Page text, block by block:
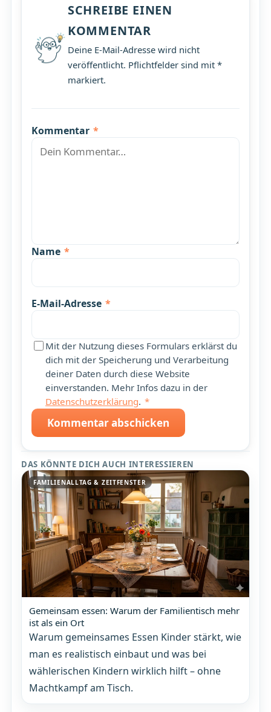
SCHREIBE EINEN
KOMMENTAR
Deine E-Mail-Adresse wird nicht
veröffentlicht. Pflichtfelder sind mit *
markiert.
Kommentar *
Name *
E-Mail-Adresse *
Mit der Nutzung dieses Formulars erklärst du
dich mit der Speicherung und Verarbeitung
deiner Daten durch diese Website
einverstanden. Mehr Infos dazu in der
Datenschutzerklärung. *
Kommentar abschicken
DAS KÖNNTE DICH AUCH INTERESSIEREN
FAMILIENALLTAG & ZEITFENSTER
Gemeinsam essen: Warum der Familientisch mehr
ist als ein Ort
Warum gemeinsames Essen Kinder stärkt, wie
man es realistisch einbaut und was bei
wählerischen Kindern wirklich hilft – ohne
Machtkampf am Tisch.